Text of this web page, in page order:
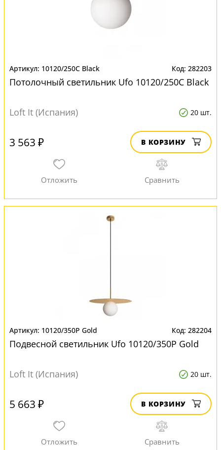
10120/250C Black 282203
Потолочный светильник Ufo 10120/250C Black
Loft It (Испания) 20 шт.
3 563 ₽ В КОРЗИНУ
10120/350P Gold 282204
Подвесной светильник Ufo 10120/350P Gold
Loft It (Испания) 20 шт.
5 663 ₽ В КОРЗИНУ